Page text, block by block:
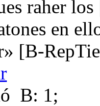
raher
en
[B-
B: 1;